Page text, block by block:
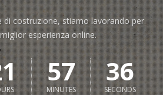
costruzione, stiamo lavorando per
esperienza online.
57
MINUTES
36
SECONDS